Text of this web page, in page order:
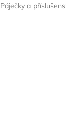
Páječky a